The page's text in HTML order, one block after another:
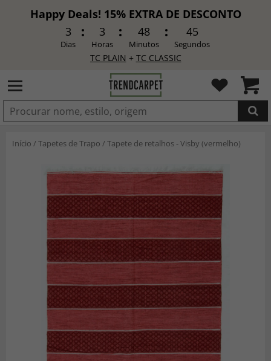
Happy Deals! 15% EXTRA DE DESCONTO
3
Dias
3
Horas
48
Minutos
43
Segundos
TC PLAIN + TC CLASSIC
ADICIONADO
Início /Tapetes de Trapo /Tapete de retalhos - Visby (vermelho)